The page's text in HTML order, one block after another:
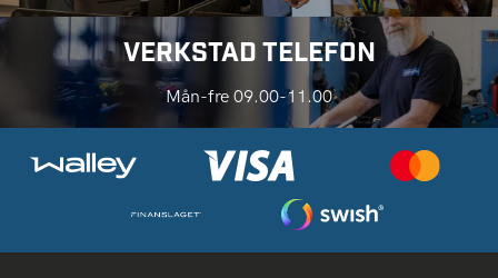
VERKSTAD TELEFON
Mån-fre 09.00-11.00